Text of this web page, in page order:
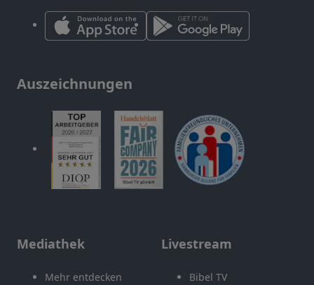
Auszeichnungen
Mediathek
Mehr entdecken
Livestream
Bibel TV